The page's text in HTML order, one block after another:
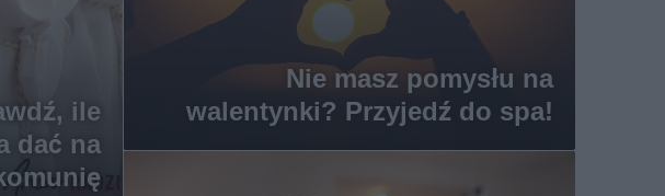
ile
dać na
Nie masz pomysłu na
walentynki? Przyjedź do spa!